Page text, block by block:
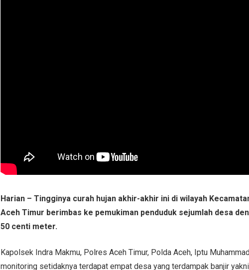
Harian – Tingginya curah hujan akhir-akhir ini di wilayah
Aceh Timur berimbas ke pemukiman penduduk sejumlah desa
50 centi meter.
Kapolsek Indra Makmu, Polres Aceh Timur, Polda Aceh, Iptu
monitoring setidaknya terdapat empat desa yang terdampak banjir